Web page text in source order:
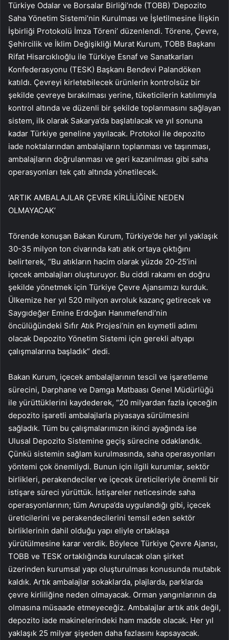
Türkiye Odalar ve Borsalar Birliği’nde (TOBB) ‘Depozito
Saha Yönetim Sistemi’nin Kurulması ve İşletilmesine İlişkin
İşbirliği Protokolü İmza Töreni’ düzenlendi. Törene, Çevre,
Şehircilik ve İklim Değişikliği Murat Kurum, TOBB Başkanı
Rifat Hisarcıklıoğlu ile Türkiye Esnaf ve Sanatkarları
Konfederasyonu (TESK) Başkanı Bendevi Palandöken
katıldı. Çevreyi kirletebilecek ürünlerin kontrolsüz bir
şekilde çevreye bırakılması yerine, tüketicilerin katılımıyla
kontrol altında ve düzenli bir şekilde toplanmasını sağlayan
sistem, ilk olarak Sakarya’da başlatılacak ve yıl sonuna
kadar Türkiye geneline yayılacak. Protokol ile depozito
iade noktalarından ambalajların toplanması ve taşınması,
ambalajların doğrulanması ve geri kazanılması gibi saha
operasyonları tek çatı altında yönetilecek.
‘ARTIK AMBALAJLAR ÇEVRE KİRLİLİĞİNE NEDEN
OLMAYACAK’
Törende konuşan Bakan Kurum, Türkiye’de her yıl yaklaşık
30-35 milyon ton civarında katı atık ortaya çıktığını
belirterek, “Bu atıkların hacim olarak yüzde 20-25’ini
içecek ambalajları oluşturuyor. Bu ciddi rakamı en doğru
şekilde yönetmek için Türkiye Çevre Ajansımızı kurduk.
Ülkemize her yıl 520 milyon avroluk kazanç getirecek ve
Saygıdeğer Emine Erdoğan Hanımefendi’nin
öncülüğündeki Sıfır Atık Projesi’nin en kıymetli adımı
olacak Depozito Yönetim Sistemi için gerekli altyapı
çalışmalarına başladık” dedi.
Bakan Kurum, içecek ambalajlarının tescil ve işaretleme
sürecini, Darphane ve Damga Matbaası Genel Müdürlüğü
ile yürüttüklerini kaydederek, “20 milyardan fazla içeceğin
depozito işaretli ambalajlarla piyasaya sürülmesini
sağladık. Tüm bu çalışmalarımızın ikinci ayağında ise
Ulusal Depozito Sistemine geçiş sürecine odaklandık.
Çünkü sistemin sağlam kurulmasında, saha operasyonları
yöntemi çok önemliydi. Bunun için ilgili kurumlar, sektör
birlikleri, perakendeciler ve içecek üreticileriyle önemli bir
istişare süreci yürüttük. İstişareler neticesinde saha
operasyonlarının; tüm Avrupa’da uygulandığı gibi, içecek
üreticilerini ve perakendecilerini temsil eden sektör
birliklerinin dahil olduğu yapı eliyle ortaklaşa
yürütülmesine karar verdik. Böylece Türkiye Çevre Ajansı,
TOBB ve TESK ortaklığında kurulacak olan şirket
üzerinden kurumsal yapı oluşturulması konusunda mutabık
kaldık. Artık ambalajlar sokaklarda, plajlarda, parklarda
çevre kirliliğine neden olmayacak. Orman yangınlarının da
olmasına müsaade etmeyeceğiz. Ambalajlar artık atık değil,
depozito iade makinelerindeki ham madde olacak. Her yıl
yaklaşık 25 milyar şişeden daha fazlasını kapsayacak.